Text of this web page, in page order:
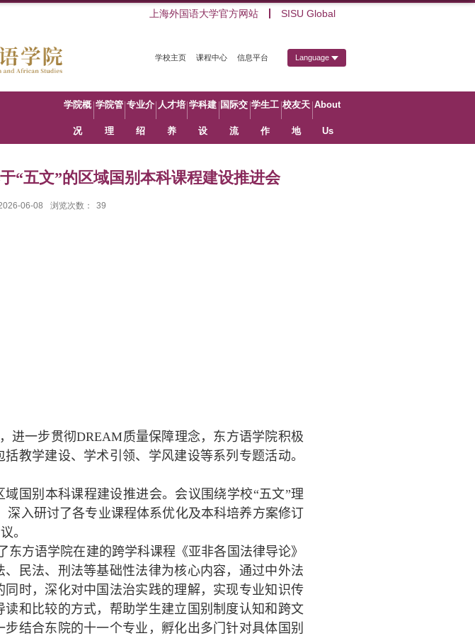
上海外国语大学官方网站 SISU Global
学校主页 课程中心 信息平台 Language
学院概
况
学院管
理
专业介
绍
人才培
养
学科建
设
国际交
流
学生工
作
校友天
地
About
Us
“五文”的区域国别本科课程建设推进会
06-08 浏览次数： 39
进一步贯彻DREAM质量保障理念，东方语学院积极
教学建设、学术引领、学风建设等系列专题活动。
域国别本科课程建设推进会。会议围绕学校“五文”理
深入研讨了各专业课程体系优化及本科培养方案修订
。
方语学院在建的跨学科课程《亚非各国法律导论》
民法、刑法等基础性法律为核心内容，通过中外法
时，深化对中国法治实践的理解，实现专业知识传
和比较的方式，帮助学生建立国别制度认知和跨文
结合东院的十一个专业，孵化出多门针对具体国别